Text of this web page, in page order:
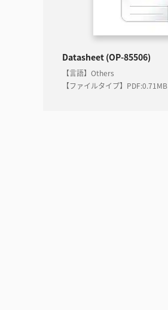
Datasheet (OP-85506)
【言語】Others
【ファイルタイプ】PDF:0.71MB